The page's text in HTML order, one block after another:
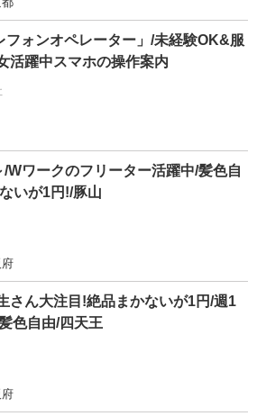
フォンオペレーター」/未経験OK&服
活躍中スマホの操作案内
Wワークのフリーター活躍中/髪色自
いが1円!/豚山
さん大注目!絶品まかないが1円/週1
色自由/四天王